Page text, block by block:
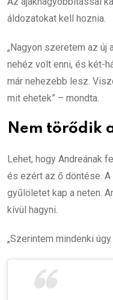
áldozatokat kell hoznia.
„Nagyon szeretem az új
nehéz volt enni, és két-
már nehezebb lesz.
mit ehetek” – mondta.
Nem törődik
Lehet, hogy Andreának
és ezért az ő döntése.
gyűlöletet kap a neten.
kívül hagyni.
„Szerintem mindenki